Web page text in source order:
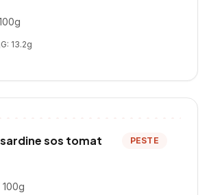
G: 13.2g
sos tomat
PESTE